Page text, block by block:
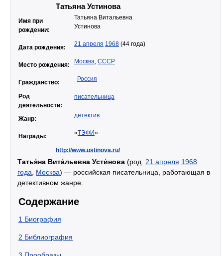
Татьяна Устинова
Имя при
рождении:
Татьяна Витальевна
Устинова
Дата рождения: 21 апреля 1968 (44 года)
Место рождения: Москва, СССР
Гражданство: Россия
Род
деятельности:
писательница
Жанр: детектив
Награды: «ТЭФИ»
http://www.ustinova.ru/
Татья́на Вита́льевна Усти́нова (род. 21 апреля 1968
года
Москва) — российская писательница, работающая в
детективном жанре.
Содержание
1 Биография
2 Библиография